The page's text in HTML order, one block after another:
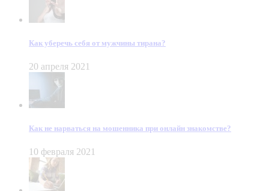
Как уберечь себя от мужчины тирана?
20 апреля 2021
Как не нарваться на мошенника при онлайн знакомстве?
10 февраля 2021